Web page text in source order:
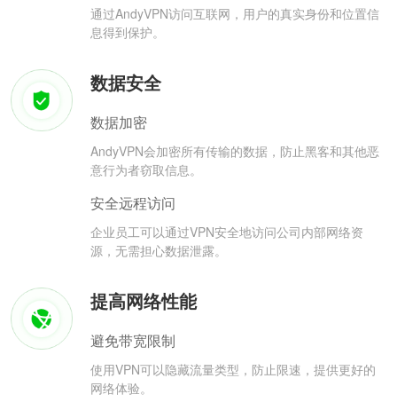
通过AndyVPN访问互联网，用户的真实身份和位置信
息得到保护。
数据安全
数据加密
AndyVPN会加密所有传输的数据，防止黑客和其他恶
意行为者窃取信息。
安全远程访问
企业员工可以通过VPN安全地访问公司内部网络资
源，无需担心数据泄露。
提高网络性能
避免带宽限制
使用VPN可以隐藏流量类型，防止限速，提供更好的
网络体验。